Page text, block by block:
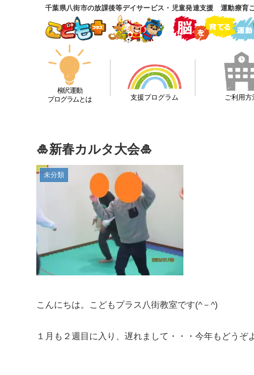
千葉県八街市の放課後等デイサービス・児童発達支援 運動療育
柳沢運動
プログラムとは
支援プログラム ご利用方
🎍新春カルタ大会🎍
未分類
こんにちは。こどもプラス八街教室です(^－^)
１月も２週目に入り、遅れまして・・・今年もどうぞ